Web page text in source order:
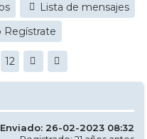
Lista de mensajes
Regístrate
12
Enviado: 26-02-2023 08:32